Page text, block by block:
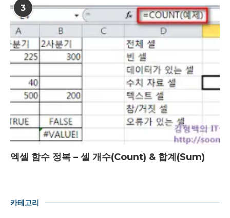
3
엑셀 함수 정복 – 셀 개수(Count) & 합계(Sum)
카테고리